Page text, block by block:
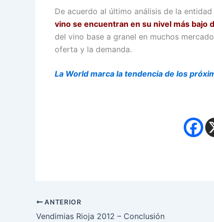
De acuerdo al último análisis de la
vino se encuentran en su nivel más bajo
del vino base a granel en muchos
oferta y la demanda.
La World marca la tendencia de los
ANTERIOR
Vendimias Rioja 2012 – Conclusión